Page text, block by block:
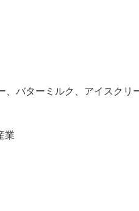
バターミルク、アイスクリ
業